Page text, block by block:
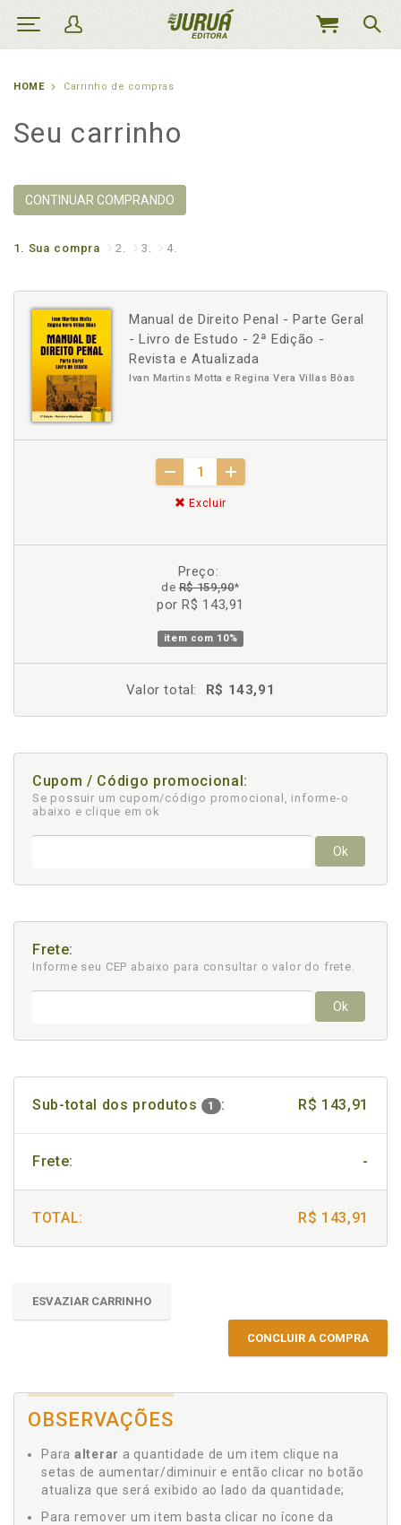
MEU
HOME Carrinho de compras
Seu carrinho
CONTINUAR COMPRANDO
1. Sua compra 2. 3. 4.
Manual de Direito Penal - Parte Geral
- Livro de Estudo - 2ª Edição -
Revista e Atualizada
Ivan Martins Motta e Regina Vera Villas Bôas
Excluir
Preço:
deR$ 159,90*
por R$ 143,91
item com 10%
Valor total: R$ 143,91
Cupom / Código promocional:
Se possuir um cupom/código promocional, informe-o
abaixo e clique em ok
Ok
Frete:
Informe seu CEP abaixo para consultar o valor do frete.
Ok
Sub-total dos produtos 1 : R$ 143,91
Frete: -
TOTAL: R$ 143,91
ESVAZIAR CARRINHO
CONCLUIR A COMPRA
OBSERVAÇÕES
Para alterar a quantidade de um item clique na
setas de aumentar/diminuir e então clicar no botão
atualiza que será exibido ao lado da quantidade;
Para remover um item basta clicar no ícone da